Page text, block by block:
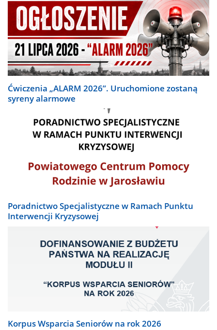
Ćwiczenia „ALARM 2026”. Uruchomione zostaną
syreny alarmowe
Poradnictwo Specjalistyczne w Ramach Punktu
Interwencji Kryzysowej
Korpus Wsparcia Seniorów na rok 2026